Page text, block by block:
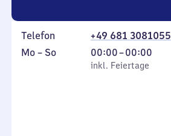
Telefon
+49 681 3081055
Montag
Mo – So,
inkl. Feiertage
00:00–00:00
Von
0
inkl. Feiertage